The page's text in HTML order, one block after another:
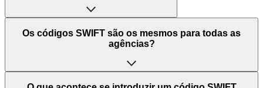
O acrónimo SWIFT significa "Society for Worldwide
Interbank Financial Telecommunication (Sociedade para
Mundiais)". Trata-se de uma rede mundial onde se
processam pagamentos entre países. Por outro lado, BIC
Os códigos SWIFT são os mesmos para todas as
agências?